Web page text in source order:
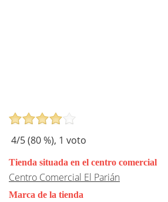
4/5 (80%), 1 voto
Tienda situada en el centro comercial
Centro Comercial El Parián
Marca de la tienda